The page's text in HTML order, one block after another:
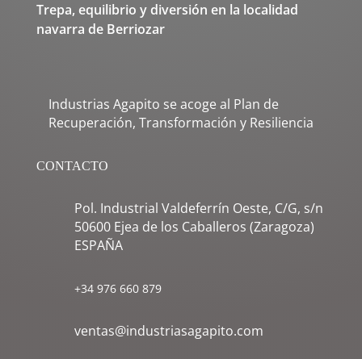
Trepa, equilibrio y diversión en la localidad
navarra de Berriozar
Industrias Agapito se acoge al Plan de
Recuperación, Transformación y Resiliencia
CONTACTO
Pol. Industrial Valdeferrín Oeste, C/G, s/n
50600 Ejea de los Caballeros (Zaragoza)
ESPAÑA
+34 976 660 879
ventas@industriasagapito.com